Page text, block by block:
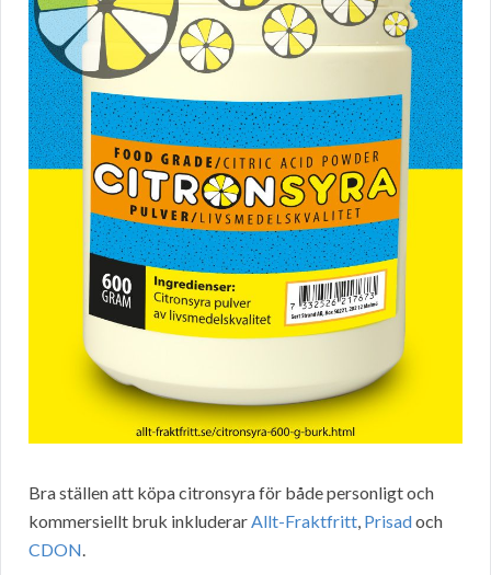
Bra ställen att köpa citronsyra för både personligt och
kommersiellt bruk inkluderar Allt-Fraktfritt Prisadoch
CDON